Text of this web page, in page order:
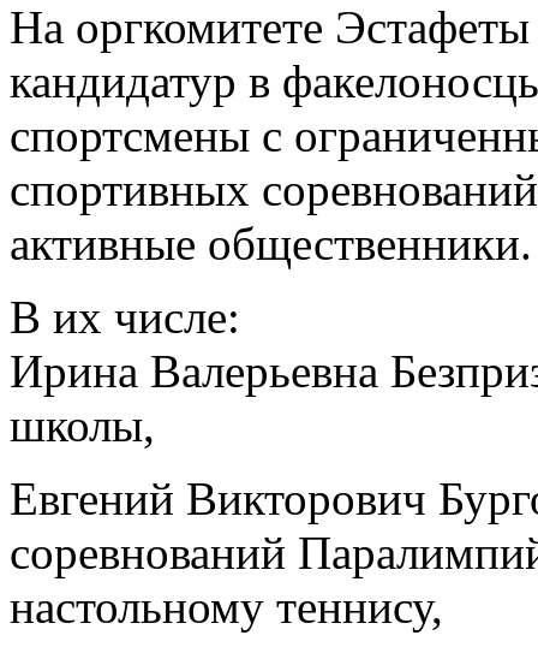
На оргкомитете
кандидатур в
спортсмены с
спортивных
активные общественники.
В их числе:
Ирина Валерьевна
школы,
Евгений Викторович
соревнований
настольному теннису,